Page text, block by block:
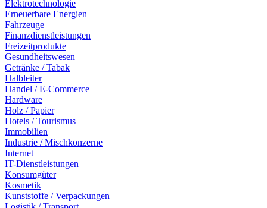
Elektrotechnologie
Erneuerbare Energien
Fahrzeuge
Finanzdienstleistungen
Freizeitprodukte
Gesundheitswesen
Getränke / Tabak
Halbleiter
Handel / E-Commerce
Hardware
Holz / Papier
Hotels / Tourismus
Immobilien
Industrie / Mischkonzerne
Internet
IT-Dienstleistungen
Konsumgüter
Kosmetik
Kunststoffe / Verpackungen